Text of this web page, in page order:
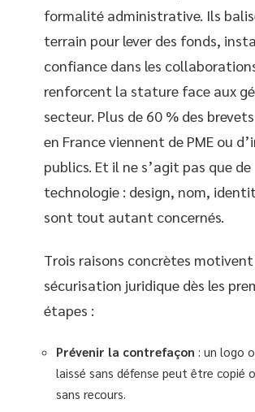
formalité administrative. Ils
terrain pour lever des fonds,
confiance dans les
renforcent la stature face aux
secteur. Plus de 60 % des
en France viennent de PME ou
publics. Et il ne s’agit pas que de
technologie : design, nom,
sont tout autant concernés.
Trois raisons concrètes
sécurisation juridique dès les
étapes :
Prévenir la contrefaçon : un logo
laissé sans défense peut être copié
sans recours.